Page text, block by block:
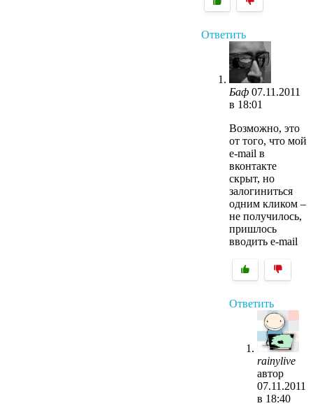
Ответить
Баф 07.11.2011
в 18:01
Возможно, это
от того, что мой
e-mail в
вконтакте
скрыт, но
залогиниться
одним кликом –
не получилось,
пришлось
вводить e-mail
Ответить
rainylive
автор
07.11.2011
в 18:40